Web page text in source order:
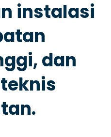
instalasi
dan